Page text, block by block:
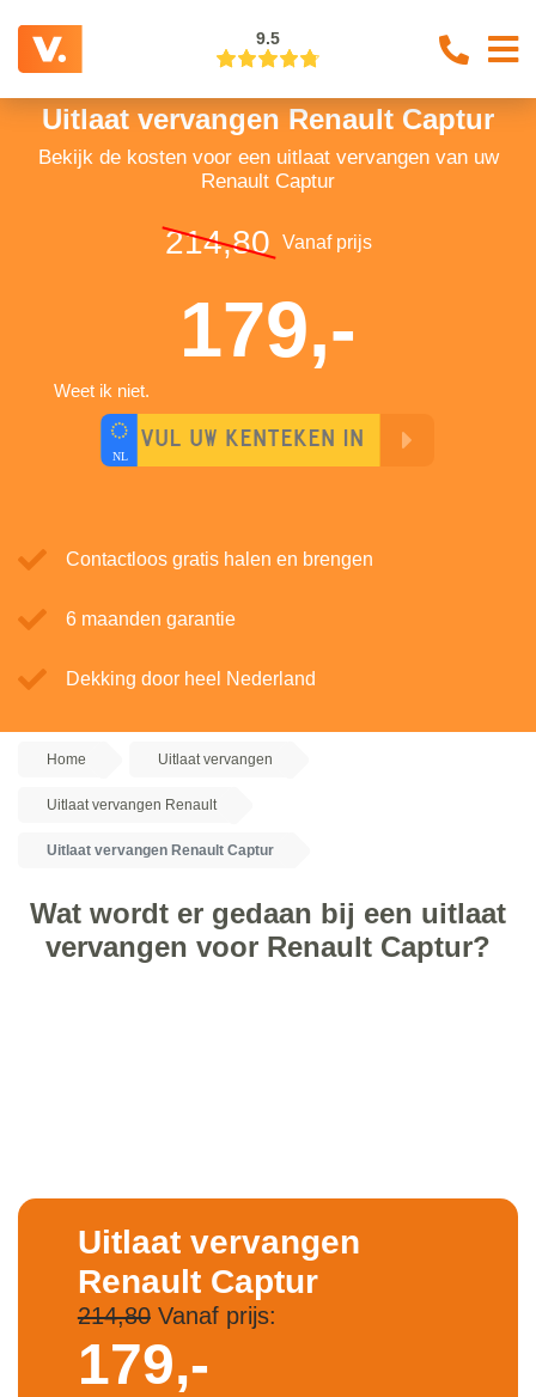
9.5
Uitlaat vervangen Renault Captur
Bekijk de kosten voor een uitlaat vervangen van uw
Renault Captur
214,80 Vanaf prijs
179,-
Weet ik niet.
Contactloos gratis halen en brengen
6 maanden garantie
Dekking door heel Nederland
Home Uitlaat vervangen
Uitlaat vervangen Renault
Uitlaat vervangen Renault Captur
Wat wordt er gedaan bij een uitlaat
vervangen voor Renault Captur?
Uitlaat vervangen
Renault Captur
214,80Vanaf prijs:
179,-